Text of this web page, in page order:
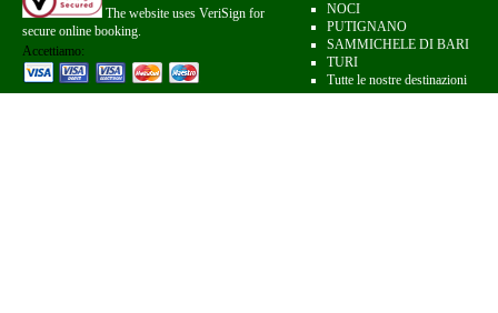
The website uses VeriSign for
secure online booking.
Accettiamo:
NOCI
PUTIGNANO
SAMMICHELE DI BARI
TURI
Tutte le nostre destinazioni